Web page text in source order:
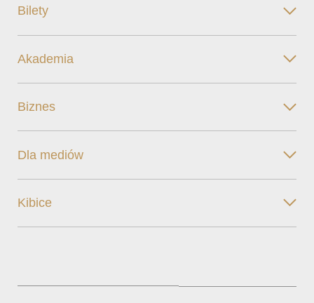
Bilety
Akademia
Biznes
Dla mediów
Kibice